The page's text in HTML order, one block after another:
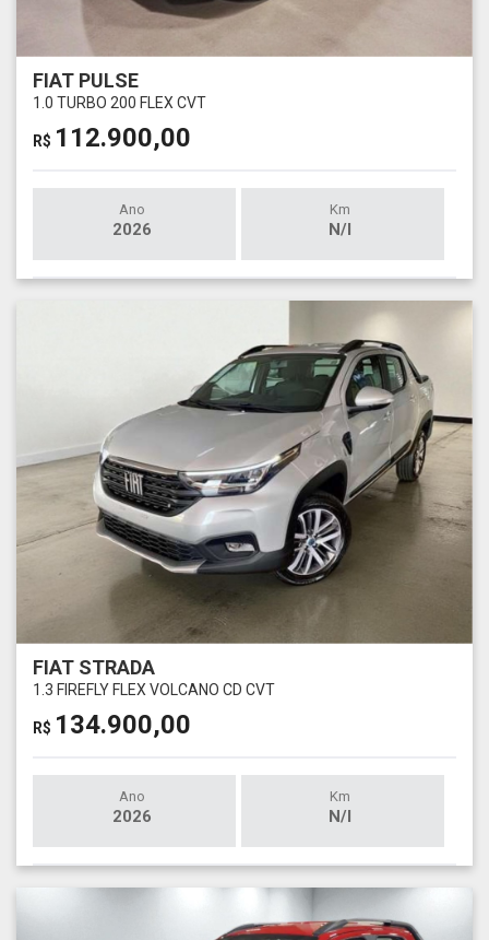
FIAT PULSE
1.0 TURBO 200 FLEX CVT
R$ 112.900,00
Ano
2026
Km
N/I
FIAT STRADA
1.3 FIREFLY FLEX VOLCANO CD CVT
R$ 134.900,00
Ano
2026
Km
N/I